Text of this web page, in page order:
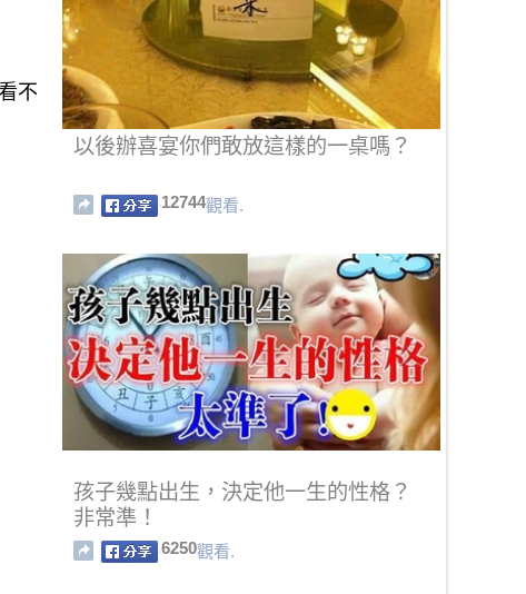
不
以後辦喜宴你們敢放這樣的一桌嗎？
12744觀看.
孩子幾點出生，決定他一生的性格？
非常準！
6250觀看.